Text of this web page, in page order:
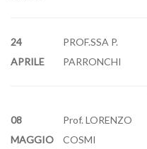
24
APRILE
PROF.SSA P.
PARRONCHI
08
MAGGIO
Prof. LORENZO
COSMI